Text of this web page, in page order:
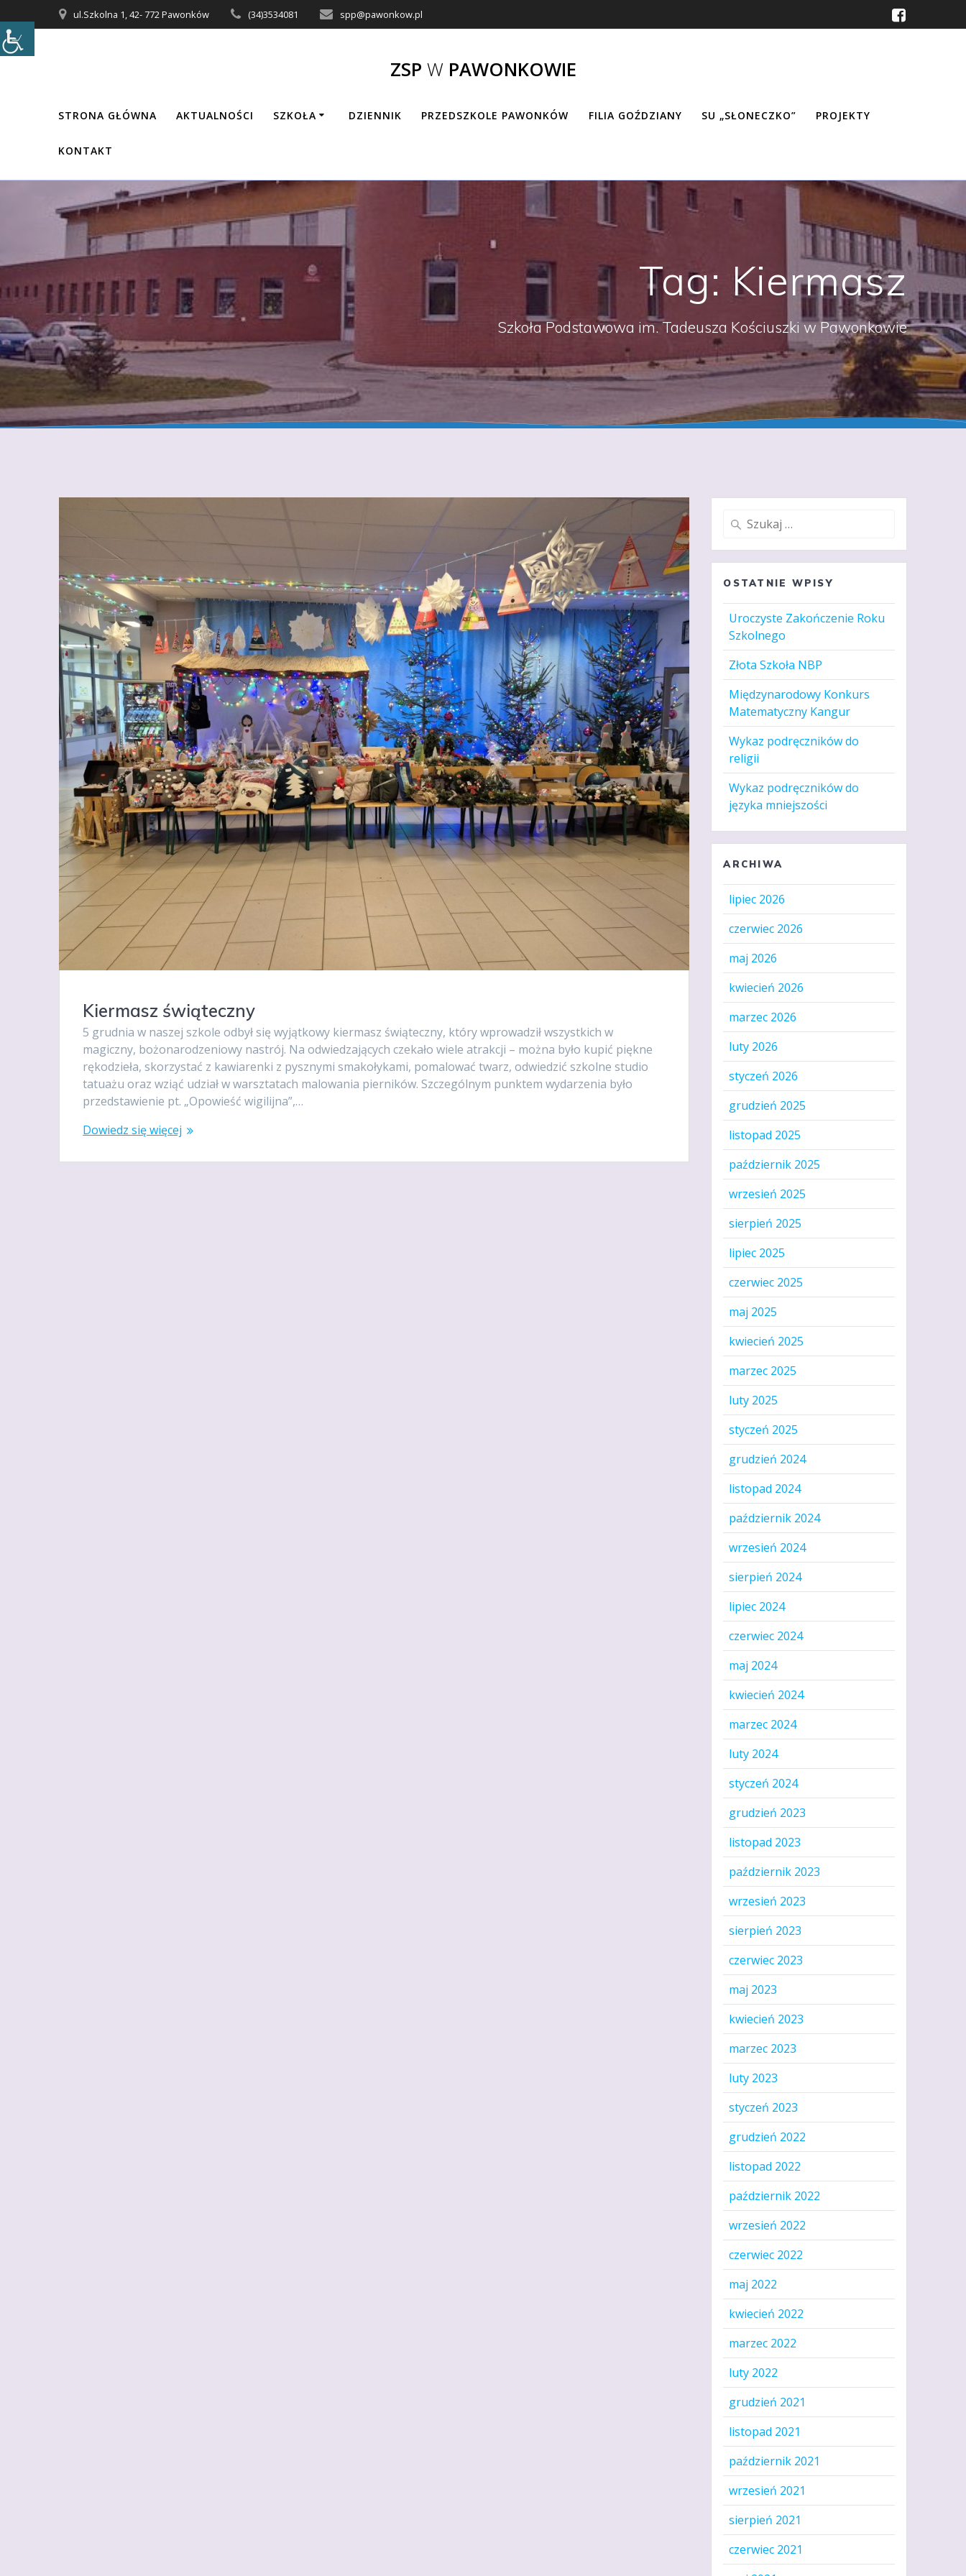
do
treści
ul.Szkolna 1, 42- 772 Pawonków (34)3534081 spp@pawonkow.pl
ZSP W PAWONKOWIE
STRONA GŁÓWNA AKTUALNOŚCI SZKOŁA DZIENNIK PRZEDSZKOLE PAWONKÓW FILIA GOŹDZIANY SU „SŁONECZKO” PROJEKTY
KONTAKT
Tag: Kiermasz
Szkoła Podstawowa im. Tadeusza Kościuszki w Pawonkowie
Kiermasz świąteczny
5 grudnia w naszej szkole odbył się wyjątkowy kiermasz świąteczny, który wprowadził wszystkich w
magiczny, bożonarodzeniowy nastrój. Na odwiedzających czekało wiele atrakcji – można było kupić piękne
rękodzieła, skorzystać z kawiarenki z pysznymi smakołykami, pomalować twarz, odwiedzić szkolne studio
tatuażu oraz wziąć udział w warsztatach malowania pierników. Szczególnym punktem wydarzenia było
przedstawienie pt. „Opowieść wigilijna”,…
Dowiedz się więcej
Szukaj:
OSTATNIE WPISY
Uroczyste Zakończenie Roku
Szkolnego
Złota Szkoła NBP
Międzynarodowy Konkurs
Matematyczny Kangur
Wykaz podręczników do
religii
Wykaz podręczników do
języka mniejszości
ARCHIWA
lipiec 2026
czerwiec 2026
maj 2026
kwiecień 2026
marzec 2026
luty 2026
styczeń 2026
grudzień 2025
listopad 2025
październik 2025
wrzesień 2025
sierpień 2025
lipiec 2025
czerwiec 2025
maj 2025
kwiecień 2025
marzec 2025
luty 2025
styczeń 2025
grudzień 2024
listopad 2024
październik 2024
wrzesień 2024
sierpień 2024
lipiec 2024
czerwiec 2024
maj 2024
kwiecień 2024
marzec 2024
luty 2024
styczeń 2024
grudzień 2023
listopad 2023
październik 2023
wrzesień 2023
sierpień 2023
czerwiec 2023
maj 2023
kwiecień 2023
marzec 2023
luty 2023
styczeń 2023
grudzień 2022
listopad 2022
październik 2022
wrzesień 2022
czerwiec 2022
maj 2022
kwiecień 2022
marzec 2022
luty 2022
grudzień 2021
listopad 2021
październik 2021
wrzesień 2021
sierpień 2021
czerwiec 2021